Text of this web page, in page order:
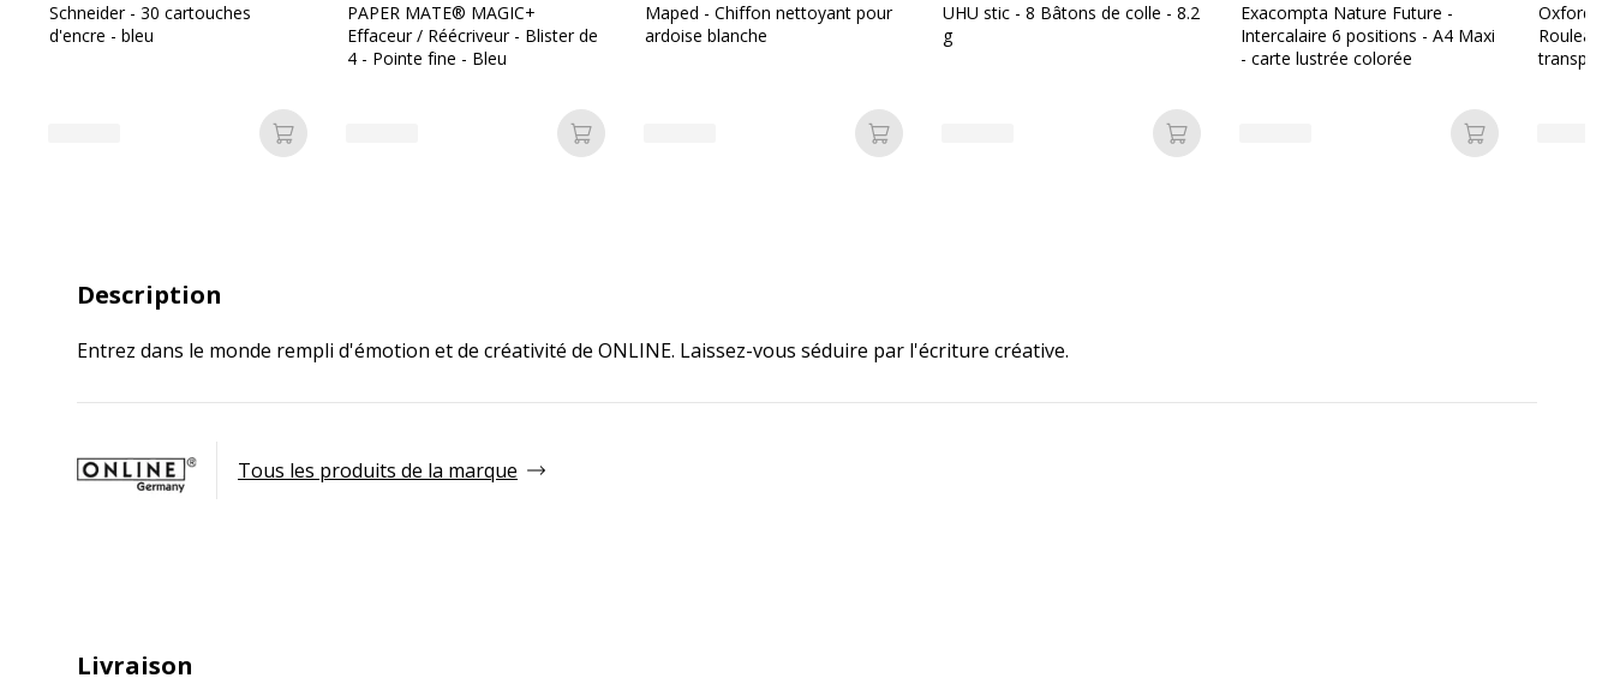
Schneider - 30 cartouches
d'encre - bleu
Ajouter au panier
PAPER MATE® MAGIC+
Effaceur / Réécriveur - Blister de
4 - Pointe fine - Bleu
Ajouter au panier
Maped - Chiffon nettoyant pour
ardoise blanche
Ajouter au panier
UHU stic - 8 Bâtons de colle - 8.2
g
Ajouter au panier
Exacompta Nature Future -
Intercalaire 6 positions - A4 Maxi
- carte lustrée colorée
Ajouter au
Oxford -
Rouleau
Description
Entrez dans le monde rempli d'émotion et de créativité de ONLINE. Laissez-vous séduire par l'écriture créative.
Tous les produits de la marque
Livraison